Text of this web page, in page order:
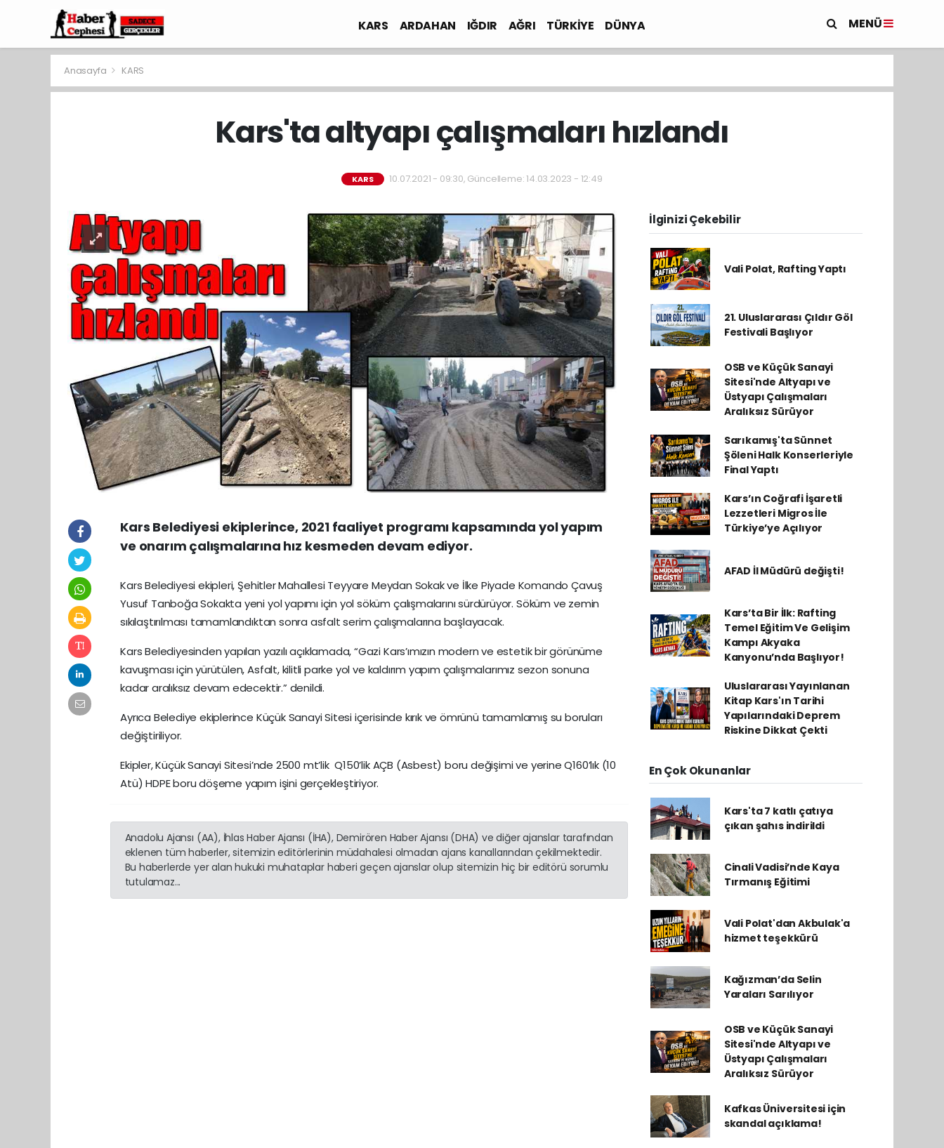
KARS ARDAHAN IĞDIR AĞRI TÜRKİYE DÜNYA MENÜ
Anasayfa KARS
Kars'ta altyapı çalışmaları hızlandı
KARS 10.07.2021 - 09:30, Güncelleme: 14.03.2023 - 12:49
Kars Belediyesi ekiplerince, 2021 faaliyet programı kapsamında yol yapım
ve onarım çalışmalarına hız kesmeden devam ediyor.
Kars Belediyesi ekipleri, Şehitler Mahallesi Teyyare Meydan Sokak ve İlke Piyade Komando Çavuş
Yusuf Tanboğa Sokakta yeni yol yapımı için yol söküm çalışmalarını sürdürüyor. Söküm ve zemin
sıkılaştırılması tamamlandıktan sonra asfalt serim çalışmalarına başlayacak.
Kars Belediyesinden yapılan yazılı açıklamada, “Gazi Kars’ımızın modern ve estetik bir görünüme
kavuşması için yürütülen, Asfalt, kilitli parke yol ve kaldırım yapım çalışmalarımız sezon sonuna
kadar aralıksız devam edecektir.” denildi.
Ayrıca Belediye ekiplerince Küçük Sanayi Sitesi içerisinde kırık ve ömrünü tamamlamış su boruları
değiştiriliyor.
Ekipler, Küçük Sanayi Sitesi’nde 2500 mt’lik Q150’lik AÇB (Asbest) boru değişimi ve yerine Q160’lık (10
Atü) HDPE boru döşeme yapım işini gerçekleştiriyor.
Anadolu Ajansı (AA), İhlas Haber Ajansı (İHA), Demirören Haber Ajansı (DHA) ve diğer ajanslar tarafından
eklenen tüm haberler, sitemizin editörlerinin müdahalesi olmadan ajans kanallarından çekilmektedir.
Bu haberlerde yer alan hukuki muhataplar haberi geçen ajanslar olup sitemizin hiç bir editörü sorumlu
tutulamaz...
İlginizi Çekebilir
Vali Polat, Rafting Yaptı
21. Uluslararası Çıldır Göl
Festivali Başlıyor
OSB ve Küçük Sanayi
Sitesi'nde Altyapı ve
Üstyapı Çalışmaları
Aralıksız Sürüyor
Sarıkamış'ta Sünnet
Şöleni Halk Konserleriyle
Final Yaptı
Kars’ın Coğrafi İşaretli
Lezzetleri Migros İle
Türkiye’ye Açılıyor
AFAD İl Müdürü değişti!
Kars’ta Bir İlk: Rafting
Temel Eğitim Ve Gelişim
Kampı Akyaka
Kanyonu’nda Başlıyor!
Uluslararası Yayınlanan
Kitap Kars'ın Tarihi
Yapılarındaki Deprem
Riskine Dikkat Çekti
En Çok Okunanlar
Kars'ta 7 katlı çatıya
çıkan şahıs indirildi
Cinali Vadisi’nde Kaya
Tırmanış Eğitimi
Vali Polat'dan Akbulak'a
hizmet teşekkürü
Kağızman’da Selin
Yaraları Sarılıyor
OSB ve Küçük Sanayi
Sitesi'nde Altyapı ve
Üstyapı Çalışmaları
Aralıksız Sürüyor
Kafkas Üniversitesi için
skandal açıklama!